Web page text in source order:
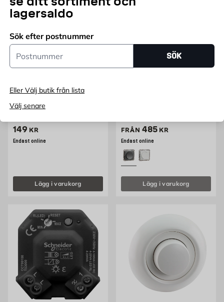
lagersaldo
Sök efter postnummer
Postnummer
SÖK
Eller Välj butik från lista
Välj senare
ELKO
Pris 149 kr
149 KR
Endast online
Lägg i varukorg
SCHNEIDER
FRÅN Pris 395 kr
485 KR
Endast online
Lägg i varukorg